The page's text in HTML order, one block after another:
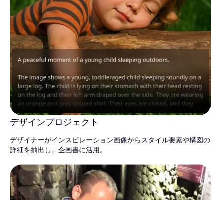
デザインプロジェクト
デザイナーがインスピレーション画像からスタイル要素や構図の
詳細を抽出し、企画書に活用。